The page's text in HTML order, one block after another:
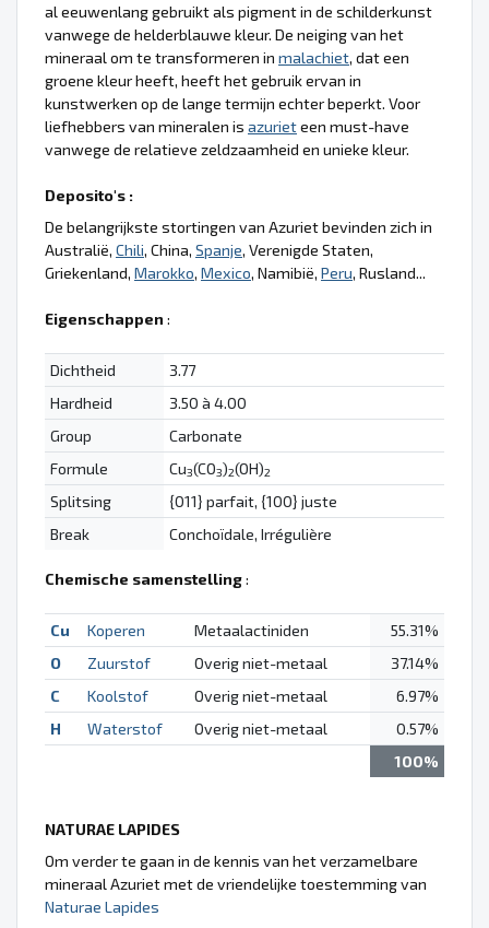
al eeuwenlang gebruikt als pigment in de schilderkunst
vanwege de helderblauwe kleur. De neiging van het
mineraal om te transformeren in malachiet, dat een
groene kleur heeft, heeft het gebruik ervan in
kunstwerken op de lange termijn echter beperkt. Voor
liefhebbers van mineralen is azurieteen must-have
vanwege de relatieve zeldzaamheid en unieke kleur.
Deposito's :
De belangrijkste stortingen van Azuriet bevinden zich in
Australië, Chili, China, Spanje, Verenigde Staten,
Griekenland, Marokko, Mexico, Namibië, Peru, Rusland...
Eigenschappen :
Dichtheid
3.77
Hardheid
3.50 à 4.00
Group
Carbonate
Formule
Cu3(CO3)2(OH)2
Splitsing
{011} parfait, {100} juste
Break
Conchoïdale, Irrégulière
Chemische samenstelling:
Cu Koperen Metaalactiniden
55.31%
O
Zuurstof Overig niet-metaal
37.14%
C
Koolstof Overig niet-metaal
6.97%
H
Waterstof Overig niet-metaal
0.57%
100%
NATURAE LAPIDES
Om verder te gaan in de kennis van het verzamelbare
mineraal Azuriet met de vriendelijke toestemming van
Naturae Lapides